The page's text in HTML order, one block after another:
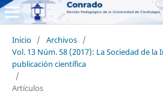
Inicio / Archivos /
Vol. 13 Núm. 58 (2017): La Sociedad de
publicación científica
/
Artículos